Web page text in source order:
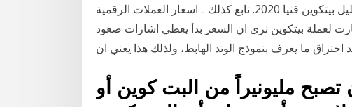
على الانترنت علم الأحياء البرية المدفوعة. تحليل بيتكوين فنيا 2020. تابع كذلك .. اسعار العملات الرقمية
لعملة بيتكوين نرى ان السعر بدأ يعطي اشارات صعود
اختراق ما يعرف بنموذج الوتد الهابط، ولذلك هذا يعني ان
مليونيراً من البت كوين أو